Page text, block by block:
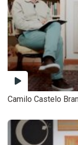
Camilo Castelo